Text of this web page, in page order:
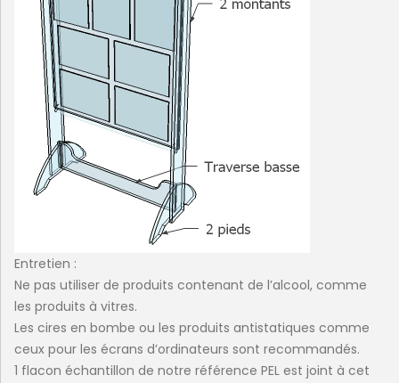
Entretien :
Ne pas utiliser de produits contenant de l’alcool, comme
les produits à vitres.
Les cires en bombe ou les produits antistatiques comme
ceux pour les écrans d’ordinateurs sont recommandés.
1 flacon échantillon de notre référence PEL est joint à cet